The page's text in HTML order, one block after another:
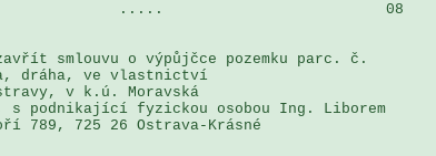
.....                         08
smlouvu o výpůjčce pozemku parc. č.
dráha, ve vlastnictví
v k.ú. Moravská
s podnikající fyzickou osobou Ing. Liborem
789, 725 26 Ostrava-Krásné